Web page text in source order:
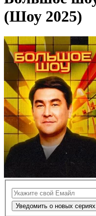
(Шоу 2025)
Уведомить о новых сериях